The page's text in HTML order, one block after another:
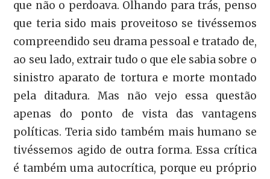
que não o perdoava. Olhando para trás, penso
que teria sido mais proveitoso se tivéssemos
compreendido seu drama pessoal e tratado de,
ao seu lado, extrair tudo o que ele sabia sobre o
sinistro aparato de tortura e morte montado
pela ditadura. Mas não vejo essa questão
apenas do ponto de vista das vantagens
políticas. Teria sido também mais humano se
tivéssemos agido de outra forma. Essa crítica
é também uma autocrítica, porque eu próprio